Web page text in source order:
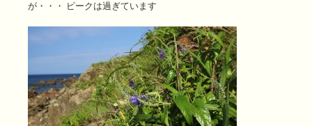
が・・・ ピークは過ぎています